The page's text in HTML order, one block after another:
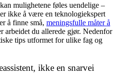
mulighetene føles uendelige –
ikke å være en teknologiekspert
å finne små, meningsfulle måter å
arbeidet du allerede gjør. Nedenfor
tips utformet for ulike fag og
ikke en snarvei